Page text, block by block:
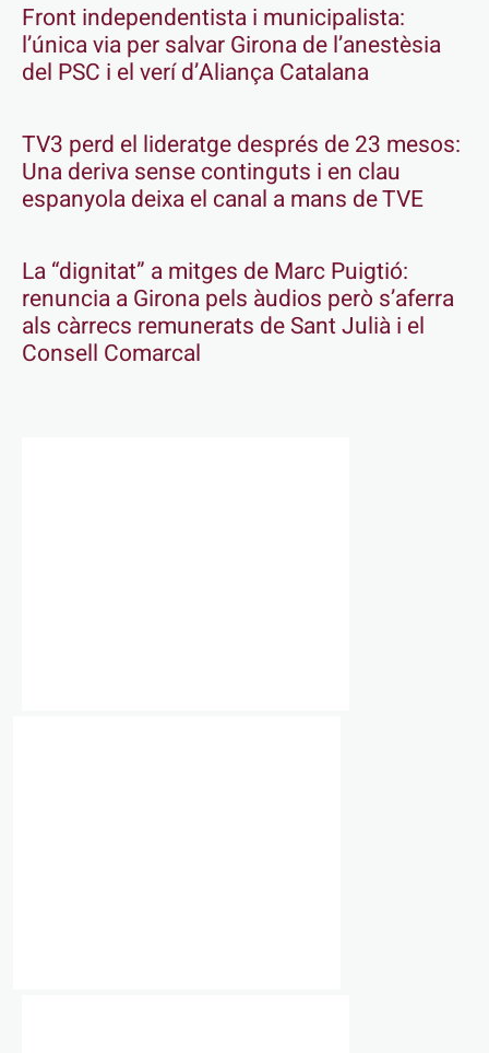
Front independentista i municipalista:
l’única via per salvar Girona de l’anestèsia
del PSC i el verí d’Aliança Catalana
TV3 perd el lideratge després de 23 mesos:
Una deriva sense continguts i en clau
espanyola deixa el canal a mans de TVE
La “dignitat” a mitges de Marc Puigtió:
renuncia a Girona pels àudios però s’aferra
als càrrecs remunerats de Sant Julià i el
Consell Comarcal